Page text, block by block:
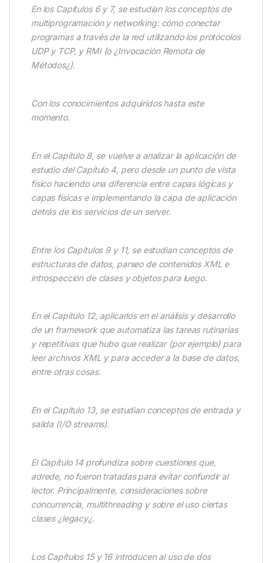
En los Capítulos 6 y 7, se estudian los conceptos de
multiprogramación y networking: cómo conectar
programas a través de la red utilizando los protocolos
UDP y TCP, y RMI (o ¿Invocación Remota de
Métodos¿).
Con los conocimientos adquiridos hasta este
momento.
En el Capítulo 8, se vuelve a analizar la aplicación de
estudio del Capítulo 4, pero desde un punto de vista
físico haciendo una diferencia entre capas lógicas y
capas físicas e implementando la capa de aplicación
detrás de los servicios de un server.
Entre los Capítulos 9 y 11, se estudian conceptos de
estructuras de datos, parseo de contenidos XML e
introspección de clases y objetos para luego.
En el Capítulo 12, aplicarlos en el análisis y desarrollo
de un framework que automatiza las tareas rutinarias
y repetitivas que hubo que realizar (por ejemplo) para
leer archivos XML y para acceder a la base de datos,
entre otras cosas.
En el Capítulo 13, se estudian conceptos de entrada y
salida (I/O streams).
El Capítulo 14 profundiza sobre cuestiones que,
adrede, no fueron tratadas para evitar confundir al
lector. Principalmente, consideraciones sobre
concurrencia, multithreading y sobre el uso ciertas
clases ¿legacy¿.
Los Capítulos 15 y 16 introducen al uso de dos